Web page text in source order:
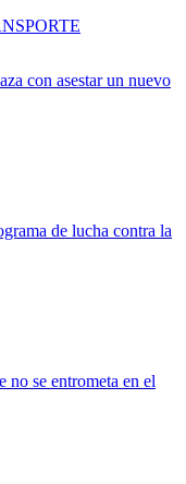
con asestar un nuevo
de lucha contra la
se entrometa en el